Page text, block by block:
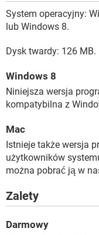
System operacyjny:
lub Windows 8.
Dysk twardy: 126 MB.
Windows 8
Niniejsza wersja
kompatybilna z
Mac
Istnieje także wersja
użytkowników
można pobrać ją w
Zalety
Darmowy